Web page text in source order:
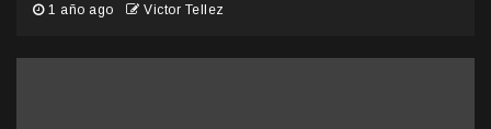
1 año ago Victor Tellez